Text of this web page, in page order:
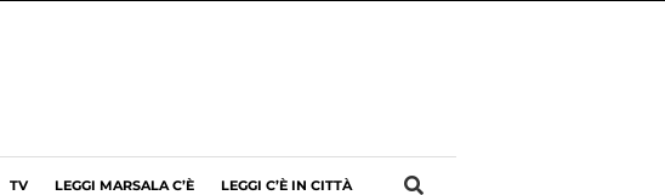
TV LEGGI MARSALA C’È LEGGI C’È IN CITTÀ